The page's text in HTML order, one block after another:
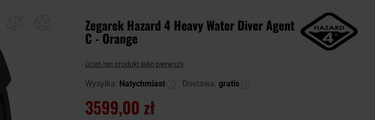
Zegarek Hazard 4 Heavy Water Diver Agent
C - Orange
Oceń ten produkt jako pierwszy
Wysyłka: Natychmiast Dostawa: gratis
3599,00 zł